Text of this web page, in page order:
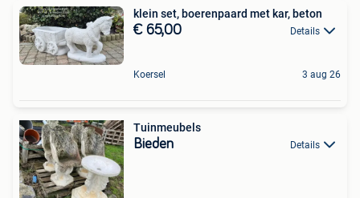
klein set, boerenpaard met kar, beton
€ 65,00 Details
Koersel 3 aug 26
Tuinmeubels
Bieden Details